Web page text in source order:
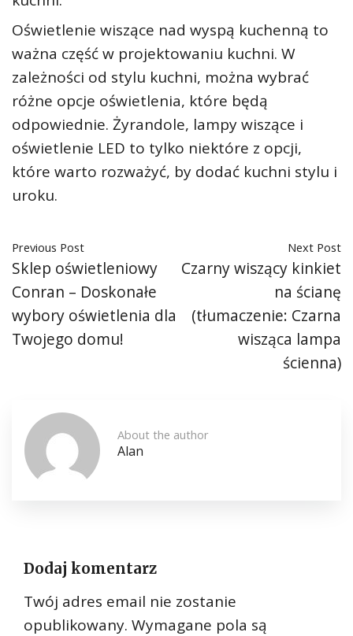
Oświetlenie wiszące nad wyspą kuchenną to
ważna część w projektowaniu kuchni. W
zależności od stylu kuchni, można wybrać
różne opcje oświetlenia, które będą
odpowiednie. Żyrandole, lampy wiszące i
oświetlenie LED to tylko niektóre z opcji,
które warto rozważyć, by dodać kuchni stylu i
uroku.
Previous Post
Sklep oświetleniowy
Conran – Doskonałe
wybory oświetlenia dla
Twojego domu!
Next Post
Czarny wiszący kinkiet
na ścianę
(tłumaczenie: Czarna
wisząca lampa
ścienna)
About the author
Alan
Dodaj komentarz
Twój adres email nie zostanie
opublikowany. Wymagane pola są